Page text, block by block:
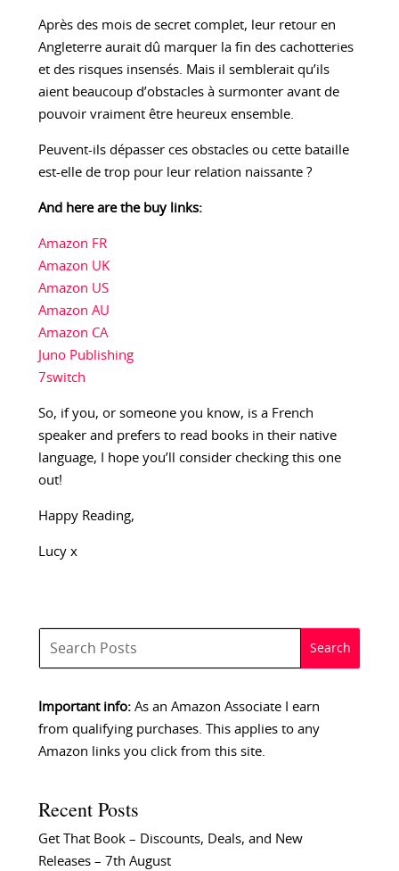
Après des mois de secret complet, leur retour en
Angleterre aurait dû marquer la fin des cachotteries
et des risques insensés. Mais il semblerait qu’ils
aient beaucoup d’obstacles à surmonter avant de
pouvoir vraiment être heureux ensemble.
Peuvent-ils dépasser ces obstacles ou cette bataille
est-elle de trop pour leur relation naissante ?
And here are the buy links:
Amazon FR
Amazon UK
Amazon US
Amazon AU
Amazon CA
Juno Publishing
7switch
So, if you, or someone you know, is a French
speaker and prefers to read books in their native
language, I hope you’ll consider checking this one
out!
Happy Reading,
Lucy x
Important info:As an Amazon Associate I earn
from qualifying purchases. This applies to any
Amazon links you click from this site.
Recent Posts
Get That Book – Discounts, Deals, and New
Releases – 7th August